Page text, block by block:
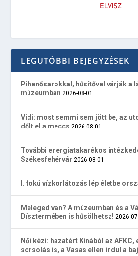
LEGUTÓBBI BEJEGYZÉSEK
Pihenősarokkal, hűsítővel várják a
múzeumban 2026-08-01
Vidi: most semmi sem jött be, az
dőlt el a meccs 2026-08-01
További energiatakarékos
Székesfehérvár 2026-08-01
I. fokú vízkorlátozás lép életbe
Meleged van? A múzeumban és a
Dísztermében is hűsölhetsz! 2026-
Női kézi: hazatért Kínából az AFKC,
sorsolás is, a Vasas ellen indul a